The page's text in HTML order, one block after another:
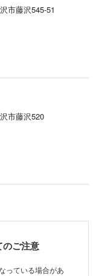
市藤沢545-51
市藤沢520
のご注意
っている場合があ